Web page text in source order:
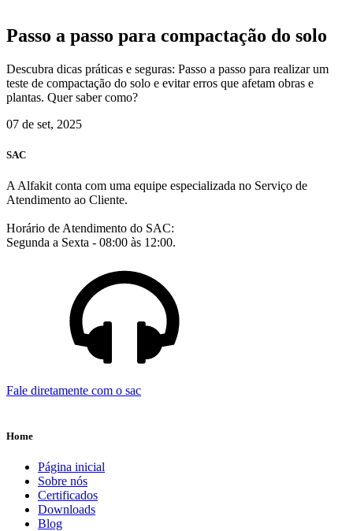
Passo a passo para compactação do solo
Descubra dicas práticas e seguras: Passo a passo para realizar um
teste de compactação do solo e evitar erros que afetam obras e
plantas. Quer saber como?
07 de set, 2025
SAC
A Alfakit conta com uma equipe especializada no Serviço de
Atendimento ao Cliente.
Horário de Atendimento do SAC:
Segunda a Sexta - 08:00 às 12:00.
Fale diretamente com o sac
Home
Página inicial
Sobre nós
Certificados
Downloads
Blog